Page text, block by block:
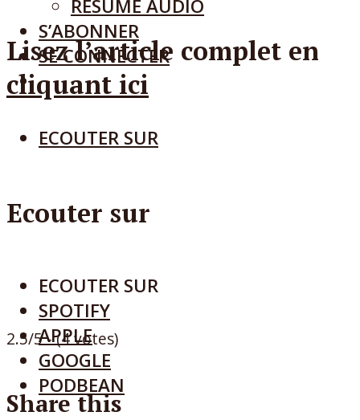
RÉSUMÉ AUDIO
S’ABONNER
SE CONNECTER
ECOUTER SUR
Ecouter sur
ECOUTER SUR
SPOTIFY
APPLE
GOOGLE
PODBEAN
Lisez l’article complet en
cliquant ici
2.5/5 - (4 votes)
Share this